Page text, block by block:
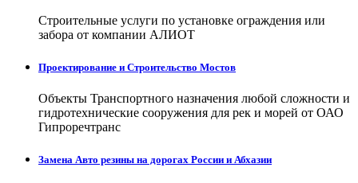
Строительные услуги по установке ограждения или
забора от компании АЛИОТ
Проектирование и Строительство Мостов
Объекты Транспортного назначения любой сложности и
гидротехнические сооружения для рек и морей от ОАО
Гипроречтранс
Замена Авто резины на дорогах России и Абхазии